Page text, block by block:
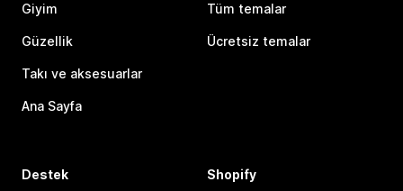
Giyim
Güzellik
Takı ve aksesuarlar
Ana Sayfa
Tüm temalar
Ücretsiz temalar
Destek
Shopify